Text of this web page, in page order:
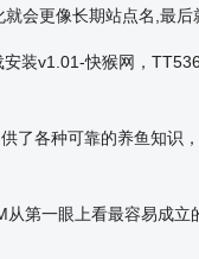
会更像长期站点名,最
装v1.01-快猴网，
了各种可靠的养鱼知
第一眼上看最容易成